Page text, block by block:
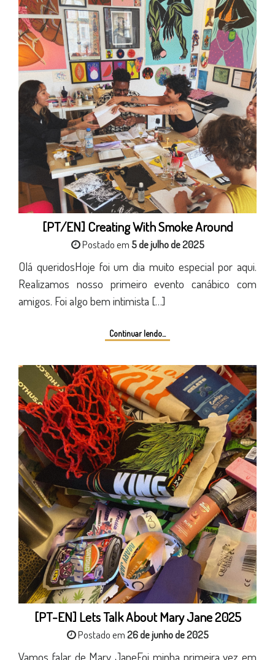
[PT/EN] Creating With Smoke Around
Postado em 5 de julho de 2025
Olá queridosHoje foi um dia muito especial por aqui.
Realizamos nosso primeiro evento canábico com
amigos. Foi algo bem intimista […]
Continuar lendo...
[PT-EN] Lets Talk About Mary Jane 2025
Postado em26 de junho de 2025
Vamos falar de Mary JaneFoi minha primeira vez em